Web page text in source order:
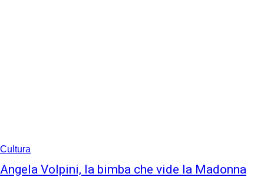
Cultura
Angela Volpini, la bimba che vide la Madonna